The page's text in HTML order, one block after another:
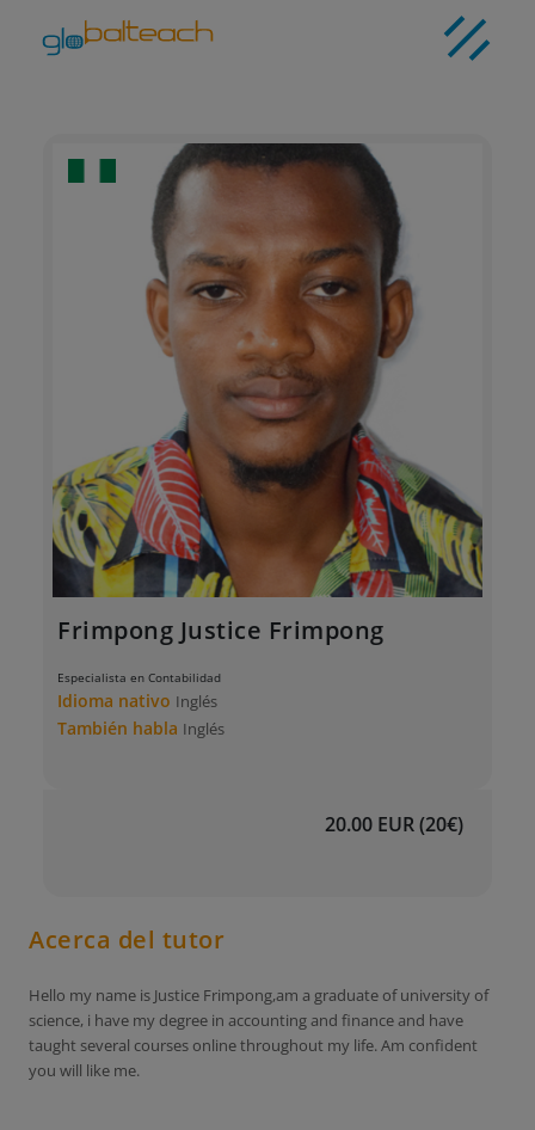
Frimpong Justice Frimpong
Especialista en Contabilidad
Idioma nativo Inglés
También habla Inglés
20.00 EUR (20€)
Acerca del tutor
Hello my name is Justice Frimpong,am a graduate of university of
science, i have my degree in accounting and finance and have
taught several courses online throughout my life. Am confident
you will like me.